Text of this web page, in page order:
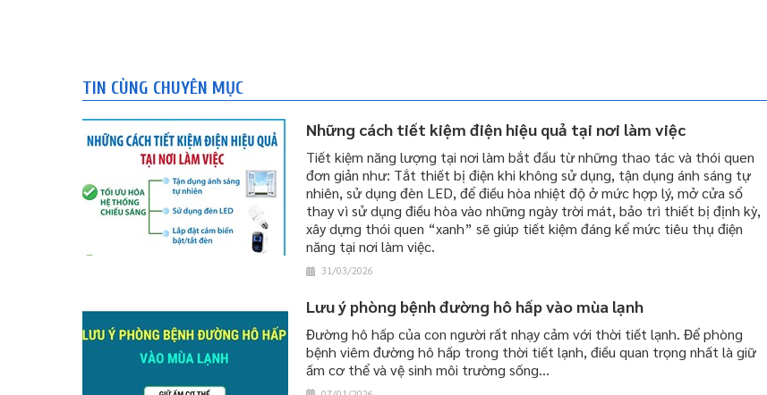
TIN CÙNG CHUYÊN MỤC
Những cách tiết kiệm điện hiệu quả tại nơi làm việc
Tiết kiệm năng lượng tại nơi làm bắt đầu từ những thao tác và thói quen
đơn giản như: Tắt thiết bị điện khi không sử dụng, tận dụng ánh sáng tự
nhiên, sử dụng đèn LED, để điều hòa nhiệt độ ở mức hợp lý, mở cửa sổ
thay vì sử dụng điều hòa vào những ngày trời mát, bảo trì thiết bị định kỳ,
xây dựng thói quen “xanh” sẽ giúp tiết kiệm đáng kể mức tiêu thụ điện
năng tại nơi làm việc.
31/03/2026
Lưu ý phòng bệnh đường hô hấp vào mùa lạnh
Đường hô hấp của con người rất nhạy cảm với thời tiết lạnh. Để phòng
bệnh viêm đường hô hấp trong thời tiết lạnh, điều quan trọng nhất là giữ
ấm cơ thể và vệ sinh môi trường sống...